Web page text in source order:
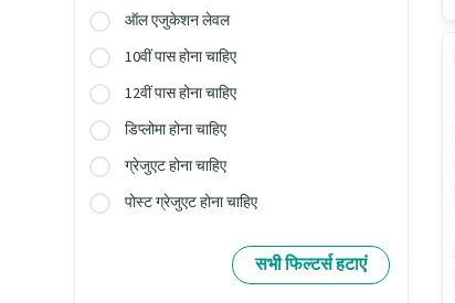
ऑल एजुकेशन लेवल
10वीं पास होना चाहिए
12वीं पास होना चाहिए
डिप्लोमा होना चाहिए
ग्रेजुएट होना चाहिए
पोस्ट ग्रेजुएट होना चाहिए
सभी फिल्टर्स हटाएं